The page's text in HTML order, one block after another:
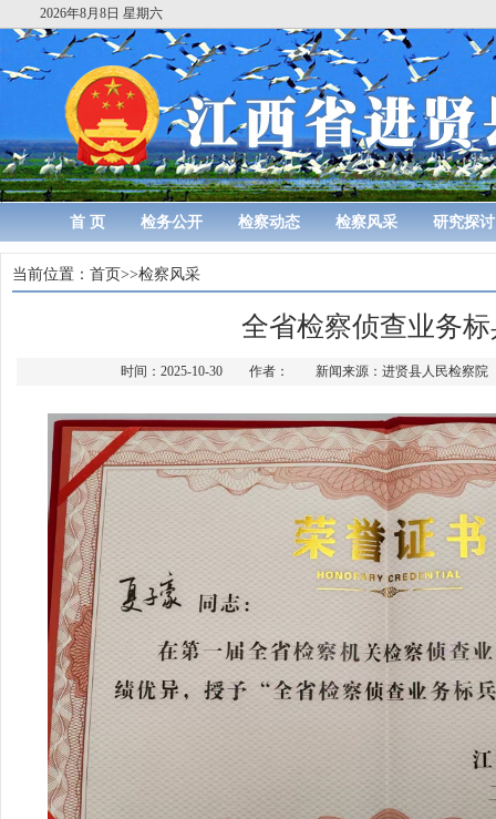
2026年8月8日 星期六
首 页 检务公开 检察动态 检察风采 研究探讨
当前位置： 首页>>检察风采
全省检察侦查业务
时间：2025-10-30 作者： 新闻来源：进贤县人民检察